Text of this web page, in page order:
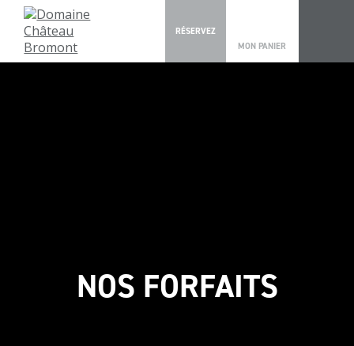
RÉSERVEZ
MON PANIER
NOS FORFAITS